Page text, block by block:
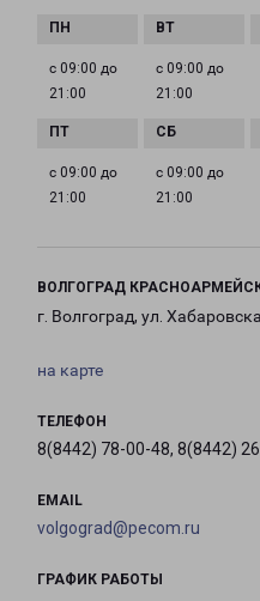
с 09:00 до
21:00
с 09:00 до
21:00
с 09:00 до
21:00
с 09:00 до
21:00
ВОЛГОГРАД
г. Волгоград, ул.
на карте
ТЕЛЕФОН
8(8442) 78-00-48, 8(8442)
EMAIL
volgograd@pecom.ru
ГРАФИК РАБОТЫ